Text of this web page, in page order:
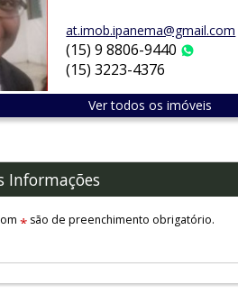
at.imob.ipanema@gmail.com
(15) 9 8806-9440
(15) 3223-4376
Ver todos os imóveis
Informações
*são de preenchimento obrigatório.